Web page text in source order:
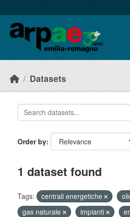
Datasets
Order by
1 dataset found
Tags: centrali energetiche
gas naturale
impianti